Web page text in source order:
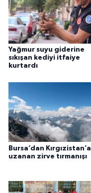
Yağmur suyu giderine
sıkışan kediyi itfaiye
kurtardı
Bursa’dan Kırgızistan’a
uzanan zirve tırmanışı